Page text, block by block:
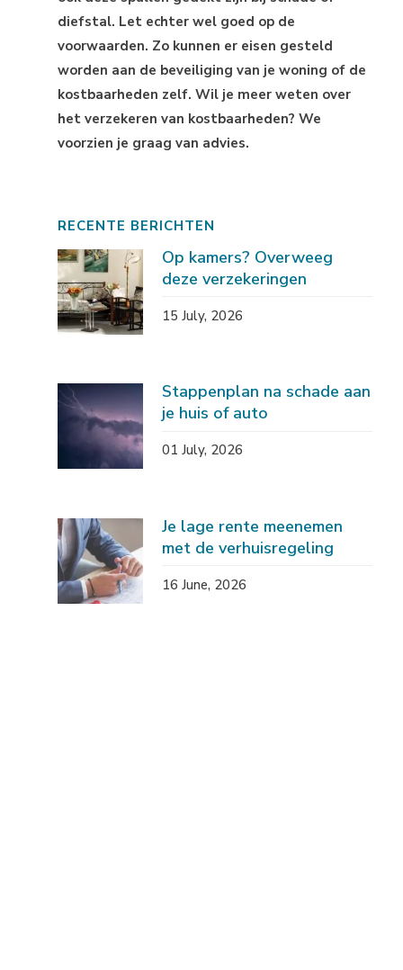
diefstal. Let echter wel goed op de
voorwaarden. Zo kunnen er eisen gesteld
worden aan de beveiliging van je woning of de
kostbaarheden zelf. Wil je meer weten over
het verzekeren van kostbaarheden? We
voorzien je graag van advies.
RECENTE BERICHTEN
Op kamers? Overweeg
deze verzekeringen
15 July, 2026
Stappenplan na schade aan
je huis of auto
01 July, 2026
Je lage rente meenemen
met de verhuisregeling
16 June, 2026